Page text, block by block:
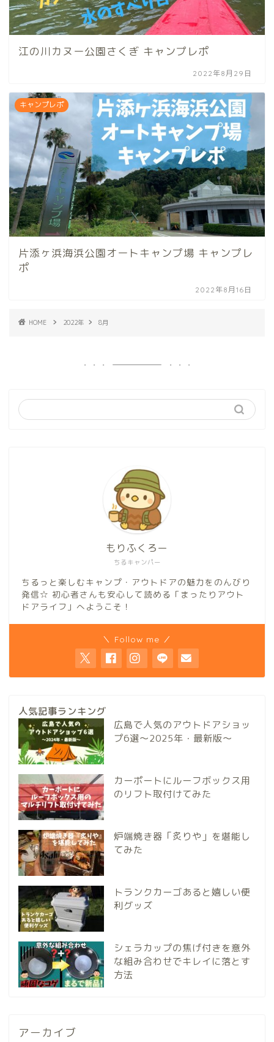
江の川カヌー公園さくぎ キャンプレポ
2022年8月29日
キャンプレポ
片添ヶ浜海浜公園オートキャンプ場 キャンプレ
ポ
2022年8月16日
HOME 2022年 8月
ちるキャンパー
もりふくろー
ちるっと楽しむキャンプ・アウトドアの魅力をのんびり
発信☆ 初心者さんも安心して読める「まったりアウト
ドアライフ」へようこそ！
＼ Follow me ／
人気記事ランキング
広島で人気のアウトドアショッ
プ6選～2025年・最新版～
カーポートにルーフボックス用
のリフト取付けてみた
炉端焼き器「炙りや」を堪能し
てみた
トランクカーゴあると嬉しい便
利グッズ
シェラカップの焦げ付きを意外
な組み合わせでキレイに落とす
方法
アーカイブ